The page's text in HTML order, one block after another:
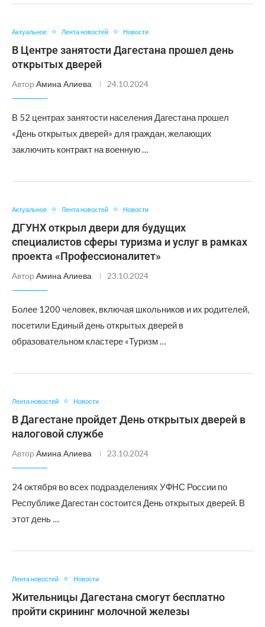
Актуальное Лента новостей Новости
В Центре занятости Дагестана прошел день
открытых дверей
Автор Амина Алиева 24.10.2024
В 52 центрах занятости населения Дагестана прошел
«День открытых дверей» для граждан, желающих
заключить контракт на военную …
Актуальное Лента новостей Новости
ДГУНХ открыл двери для будущих
специалистов сферы туризма и услуг в рамках
проекта «Профессионалитет»
Автор Амина Алиева 23.10.2024
Более 1200 человек, включая школьников и их родителей,
посетили Единый день открытых дверей в
образовательном кластере «Туризм …
Лента новостей Новости
В Дагестане пройдет День открытых дверей в
налоговой службе
Автор Амина Алиева 23.10.2024
24 октября во всех подразделениях УФНС России по
Республике Дагестан состоится День открытых дверей. В
этот день …
Лента новостей Новости
Жительницы Дагестана смогут бесплатно
пройти скрининг молочной железы